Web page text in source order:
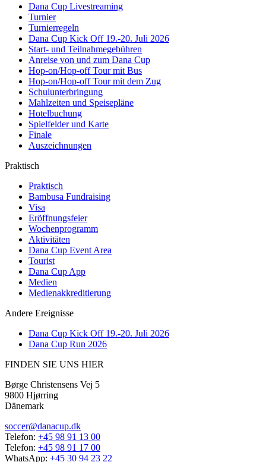
Dana Cup Livestreaming
Turnier
Turnierregeln
Dana Cup Kick Off 19.-20. Juli 2026
Start- und Teilnahmegebühren
Anreise von und zum Dana Cup
Hop-on/Hop-off Tour mit Bus
Hop-on/Hop-off Tour mit dem Zug
Schulunterbringung
Mahlzeiten und Speisepläne
Hotelbuchung
Spielfelder und Karte
Finale
Auszeichnungen
Praktisch
Praktisch
Bambusa Fundraising
Visa
Eröffnungsfeier
Wochenprogramm
Aktivitäten
Dana Cup Event Area
Tourist
Dana Cup App
Medien
Medienakkreditierung
Andere Ereignisse
Dana Cup Kick Off 19.-20. Juli 2026
Dana Cup Run 2026
FINDEN SIE UNS HIER
Børge Christensens Vej 5
9800 Hjørring
Dänemark
soccer@danacup.dk
Telefon: +45 98 91 13 00
Telefon: +45 98 91 17 00
WhatsApp: +45 30 94 23 22